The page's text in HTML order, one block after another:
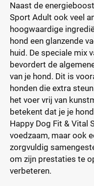
Naast de
Sport Adult ook veel
hoogwaardige
hond een glanzende
huid. De speciale mix
bevordert de
van je hond. Dit is
honden die extra
het voer vrij van
betekent dat je je
Happy Dog Fit & Vital
voedzaam, maar ook
zorgvuldig
om zijn prestaties te
verbeteren.